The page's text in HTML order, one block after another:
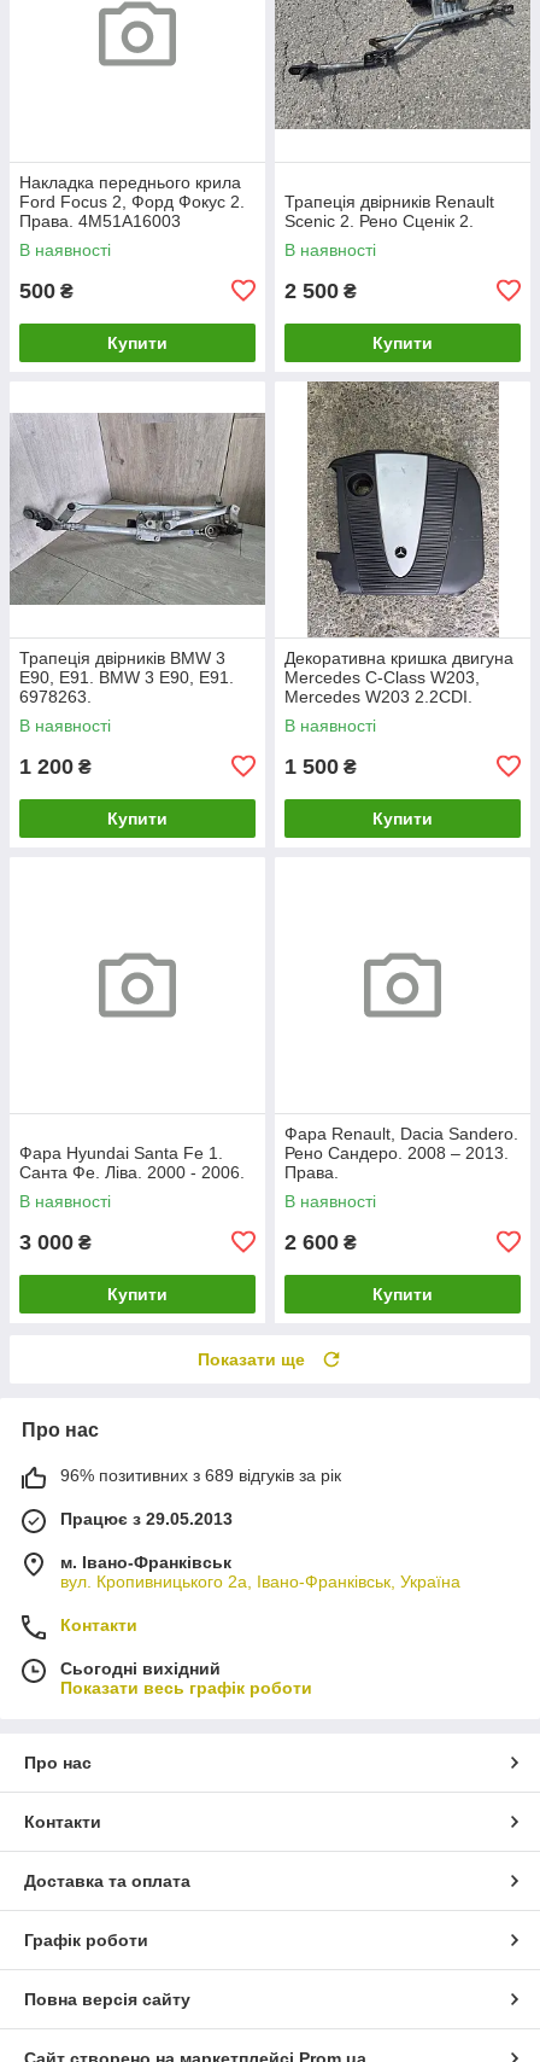
Накладка переднього крила
Ford Focus 2, Форд Фокус 2.
Права. 4M51A16003
В наявності
500 ₴
Купити
Трапеція двірників Renault
Scenic 2. Рено Сценік 2.
В наявності
2 500 ₴
Купити
Трапеція двірників BMW 3
E90, E91. BMW 3 Е90, Е91.
6978263.
В наявності
1 200 ₴
Купити
Декоративна кришка двигуна
Mercedes C-Class W203,
Mercedes W203 2.2CDI.
A6460100467.
В наявності
1 500 ₴
Купити
Фара Hyundai Santa Fe 1.
Санта Фе. Ліва. 2000 - 2006.
В наявності
3 000 ₴
Купити
Фара Renault, Dacia Sandero.
Рено Сандеро. 2008 – 2013.
Права.
В наявності
2 600 ₴
Купити
Показати ще
Про нас
96% позитивних з 689 відгуків за рік
Працює з 29.05.2013
м. Івано-Франківськ
вул. Кропивницького 2а, Івано-Франківськ, Україна
Контакти
Сьогодні вихідний
Показати весь графік роботи
Про нас
Контакти
Доставка та оплата
Графік роботи
Повна версія сайту